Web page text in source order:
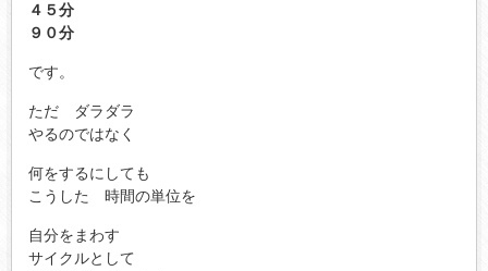
４５分
９０分
です。
ただ ダラダラ
やるのではなく
何をするにしても
こうした 時間の単位を
自分をまわす
サイクルとして